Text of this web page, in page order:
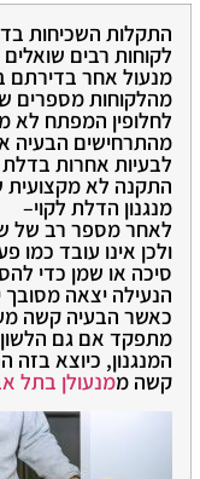
התקלות השכיחות
לקוחות רבים
מנעול אחר בדירתם
מהלקוחות מספרים
לחלופין המפתח לא
מהתרחישים הבעיה
לבעיות אחרות בדלת
התקנה לא מקצועית
מנגנון הדלת לקוי–
לאחר מספר רב של
ולכן אינו עובד כמו
סיכה או שמן כדי
הנעילה יצאה מסובך
כאשר הבעיה קשה
מתפקד אם גם הלשון
המנגנון, כיוצא בזה
קשה ממנעולן בתל